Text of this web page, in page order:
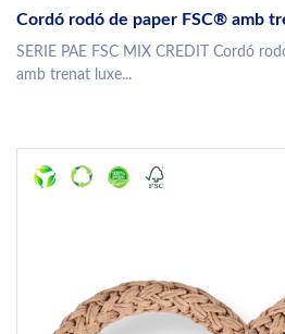
Cordó rodó de paper FSC® amb
SERIE PAE FSC MIX CREDIT Cordó
amb trenat luxe...